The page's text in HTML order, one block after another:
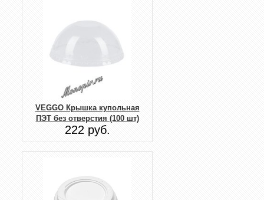
VEGGO Крышка купольная
ПЭТ без отверстия (100 шт)
222 руб.